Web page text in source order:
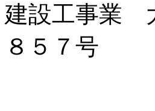
建設工事業
８５７号